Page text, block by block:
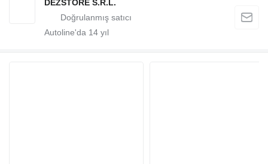
DEZSTORE S.R.L.
Autoline'da 14 yıl